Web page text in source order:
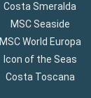
Costa Smeralda
MSC Seaside
MSC World Europa
Icon of the Seas
Costa Toscana